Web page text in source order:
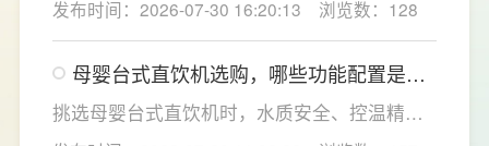
120mm纤薄机身设计，不占用过多厨下空间；
双出水模式可根据不同需求切换生活用水和直
饮水，不仅满足厨房多场景用水需求，还有助
于延长滤芯使用寿命。
发布时间：2026-07-30 16:20:13 浏览数：128
母婴台式直饮机选购，哪些功能配置是有
娃家庭必不可少的？
挑选母婴台式直饮机时，水质安全、控温精准
度是宝妈群体最关心的核心需求，接下来